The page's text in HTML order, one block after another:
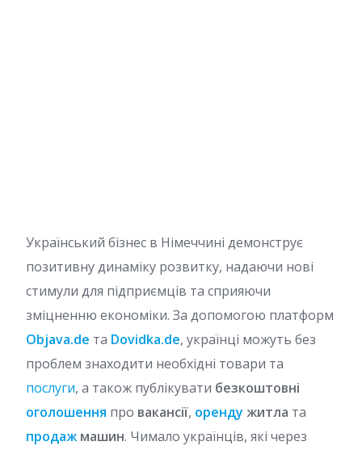
Український бізнес в Німеччині демонструє
позитивну динаміку розвитку, надаючи нові
стимули для підприємців та сприяючи
зміцненню економіки. За допомогою платформ
Objava.de та Dovidka.de, українці можуть без
проблем знаходити необхідні товари та
послуги, а також публікувати безкоштовні
оголошення про вакансії, оренду житла та
продажмашин. Чимало українців, які через